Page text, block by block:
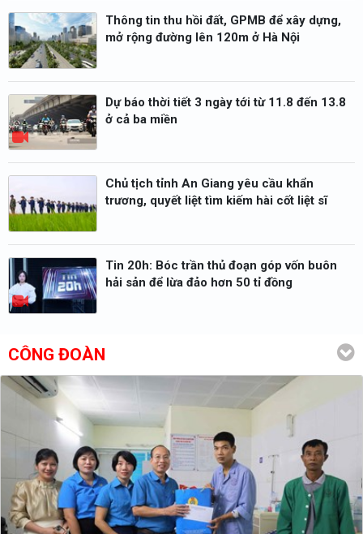
Thông tin thu hồi đất, GPMB để xây dựng,
mở rộng đường lên 120m ở Hà Nội
Dự báo thời tiết 3 ngày tới từ 11.8 đến 13.8
ở cả ba miền
Chủ tịch tỉnh An Giang yêu cầu khẩn
trương, quyết liệt tìm kiếm hài cốt liệt sĩ
Tin 20h: Bóc trần thủ đoạn góp vốn buôn
hải sản để lừa đảo hơn 50 tỉ đồng
CÔNG ĐOÀN